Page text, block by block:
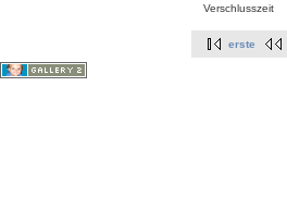
Verschlusszeit
erste